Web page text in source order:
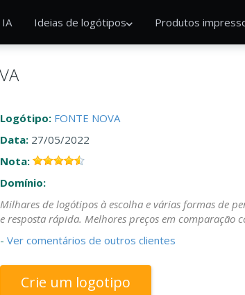
Ideias de logótipos Produtos
Logótipo: FONTE NOVA
Data: 27/05/2022
Nota:
Domínio:
Milhares de logótipos à escolha e várias formas de
e resposta rápida. Melhores preços em comparação
- Ver comentários de outros clientes
Crie um logotipo